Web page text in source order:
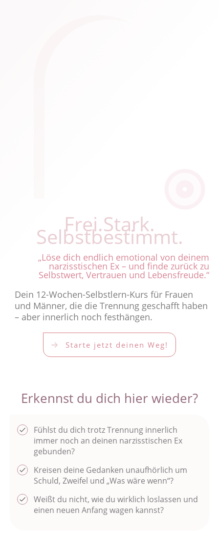
Frei.Stark.
Selbstbestimmt.
„Löse dich endlich emotional von deinem
narzisstischen Ex – und finde zurück zu
Selbstwert, Vertrauen und Lebensfreude.“
Dein 12-Wochen-Selbstlern-Kurs für Frauen
und Männer, die die Trennung geschafft haben
– aber innerlich noch festhängen.
Starte jetzt deinen Weg!
Erkennst du dich hier wieder?
Fühlst du dich trotz Trennung innerlich
immer noch an deinen narzisstischen Ex
gebunden?
Kreisen deine Gedanken unaufhörlich um
Schuld, Zweifel und „Was wäre wenn“?
Weißt du nicht, wie du wirklich loslassen und
einen neuen Anfang wagen kannst?